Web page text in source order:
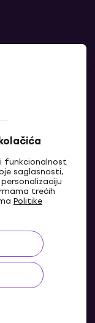
funkcionalnost
saglasnosti,
trećih
Politike